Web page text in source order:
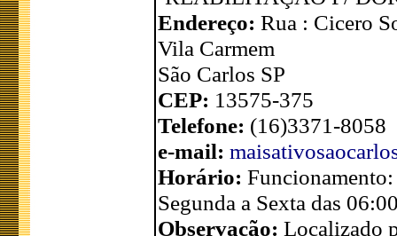
Endereço: Rua : Cicero
Vila Carmem
São Carlos SP
CEP: 13575-375
Telefone: (16)3371-8058
e-mail:
Horário: Funcionamento:
Segunda a Sexta das
Observação: Localizado